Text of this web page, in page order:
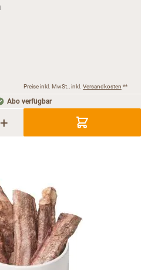
Preise inkl. MwSt., inkl. Versandkosten **
Abo verfügbar
+